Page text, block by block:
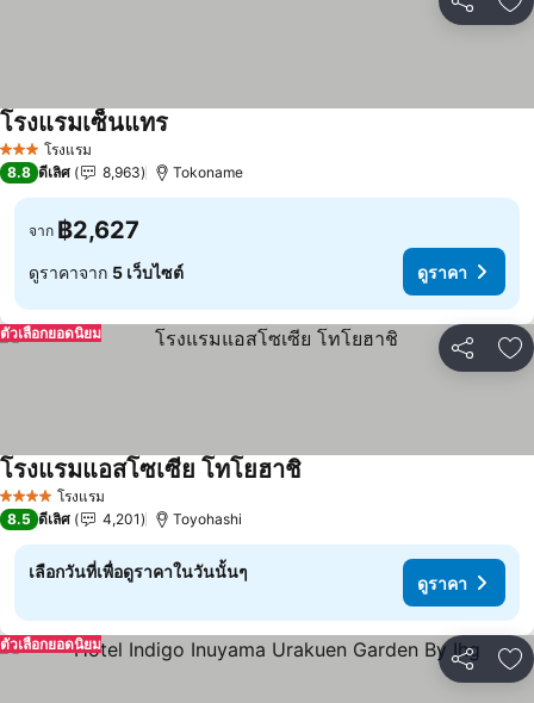
แชร์ เ
3 ดาว โรงแรม
โรงแรมเซ็นแทร
8.8 ดีเลิศ 8,963 Tokoname
จาก ฿2,627
ดูราคาจาก 5 เว็บไซต์ ดูราคา
แชร์ เ
ตัวเลือกยอดนิยม
4 ดาว โรงแรม
โรงแรมแอสโซเซีย โทโยฮาชิ
8.5 ดีเลิศ 4,201 Toyohashi
เลือกวันที่เพื่อดูราคาในวันนั้นๆ
ดูราคา
แชร์ เ
ตัวเลือกยอดนิยม